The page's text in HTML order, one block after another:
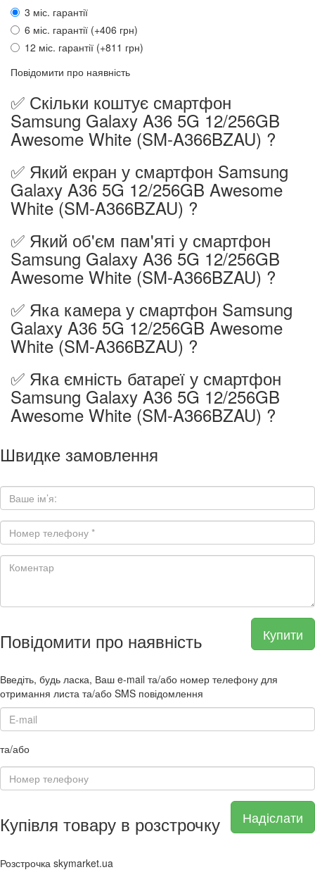
3 міс. гарантії
6 міс. гарантії (+406 грн)
12 міс. гарантії (+811 грн)
Повідомити про наявність
✅ Скільки коштує смартфон
Samsung Galaxy A36 5G 12/256GB
Awesome White (SM-A366BZAU) ?
✅ Який екран у смартфон Samsung
Galaxy A36 5G 12/256GB Awesome
White (SM-A366BZAU) ?
✅ Який об'єм пам'яті у смартфон
Samsung Galaxy A36 5G 12/256GB
Awesome White (SM-A366BZAU) ?
✅ Яка камера у смартфон Samsung
Galaxy A36 5G 12/256GB Awesome
White (SM-A366BZAU) ?
✅ Яка ємність батареї у смартфон
Samsung Galaxy A36 5G 12/256GB
Awesome White (SM-A366BZAU) ?
Швидке замовлення
Купити
Повідомити про наявність
Введіть, будь ласка, Ваш e-mail та/або номер телефону для
отримання листа та/або SMS повідомлення
та/або
Надіслати
Купівля товару в розстрочку
Розстрочка skymarket.ua